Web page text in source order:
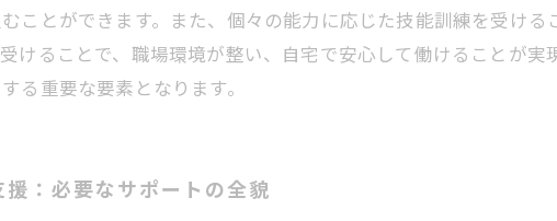
ことができます。また、個々の能力に応じた技能訓練を受け
けることで、職場環境が整い、自宅で安心して働けることが
る重要な要素となります。
：必要なサポートの全貌